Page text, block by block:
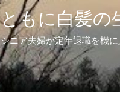
ともに白髪の
シニア夫婦が定年退職を機